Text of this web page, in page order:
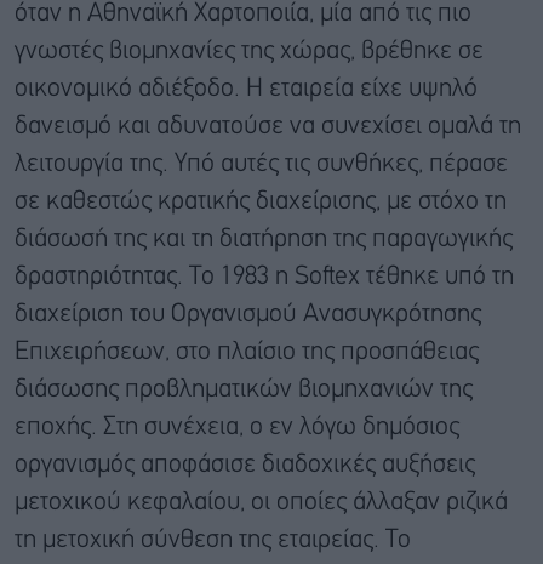
όταν η Αθηναϊκή Χαρτοποιία, μία από τις πιο
γνωστές βιομηχανίες της χώρας, βρέθηκε σε
οικονομικό αδιέξοδο. Η εταιρεία είχε υψηλό
δανεισμό και αδυνατούσε να συνεχίσει ομαλά τη
λειτουργία της. Υπό αυτές τις συνθήκες, πέρασε
σε καθεστώς κρατικής διαχείρισης, με στόχο τη
διάσωσή της και τη διατήρηση της παραγωγικής
δραστηριότητας. Το 1983 η Softex τέθηκε υπό τη
διαχείριση του Οργανισμού Ανασυγκρότησης
Επιχειρήσεων, στο πλαίσιο της προσπάθειας
διάσωσης προβληματικών βιομηχανιών της
εποχής. Στη συνέχεια, ο εν λόγω δημόσιος
οργανισμός αποφάσισε διαδοχικές αυξήσεις
μετοχικού κεφαλαίου, οι οποίες άλλαξαν ριζικά
τη μετοχική σύνθεση της εταιρείας. Το